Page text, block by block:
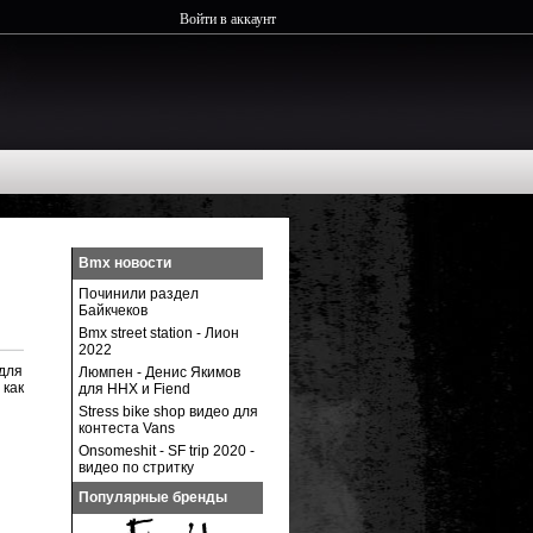
Войти в аккаунт
Bmx новости
Починили раздел
Байкчеков
Bmx street station - Лион
2022
Люмпен - Денис Якимов
для ННХ и Fiend
Stress bike shop видео для
контеста Vans
Onsomeshit - SF trip 2020 -
видео по стритку
Популярные бренды